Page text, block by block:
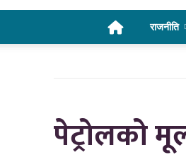
राजनीति
पेट्रोलको